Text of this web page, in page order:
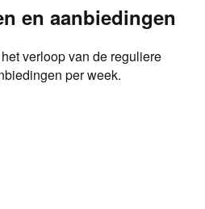
en aanbiedingen
verloop van de reguliere
per week.